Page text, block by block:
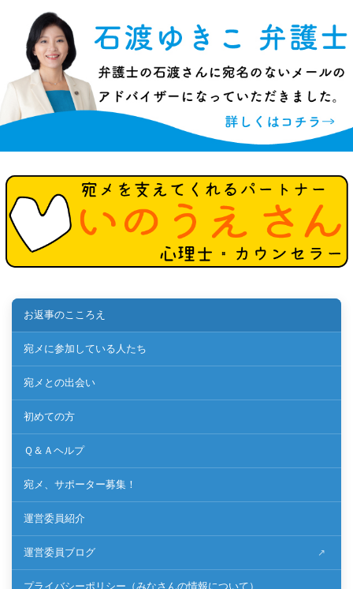
お返事のこころえ
宛メに参加している人たち
宛メとの出会い
初めての方
Ｑ＆Ａヘルプ
宛メ、サポーター募集！
運営委員紹介
運営委員ブログ
プライバシーポリシー（みなさんの情報について）